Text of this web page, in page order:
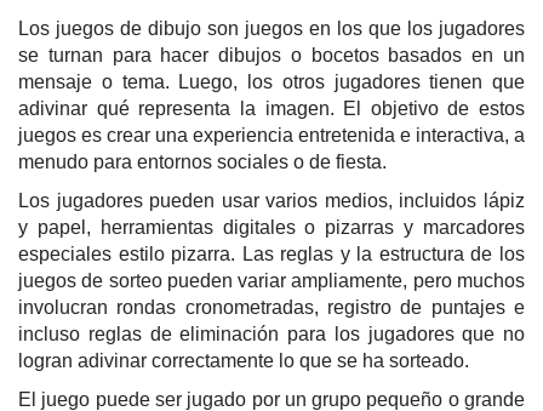
Los juegos de dibujo son juegos en los que los jugadores
se turnan para hacer dibujos o bocetos basados en un
mensaje o tema. Luego, los otros jugadores tienen que
adivinar qué representa la imagen. El objetivo de estos
juegos es crear una experiencia entretenida e interactiva, a
menudo para entornos sociales o de fiesta.
Los jugadores pueden usar varios medios, incluidos lápiz
y papel, herramientas digitales o pizarras y marcadores
especiales estilo pizarra. Las reglas y la estructura de los
juegos de sorteo pueden variar ampliamente, pero muchos
involucran rondas cronometradas, registro de puntajes e
incluso reglas de eliminación para los jugadores que no
logran adivinar correctamente lo que se ha sorteado.
El juego puede ser jugado por un grupo pequeño o grande